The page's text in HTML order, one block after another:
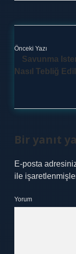
Önceki Yazı
Savunma
Nasıl Tebliğ
Bir yanıt
E-posta
ile
Yorum